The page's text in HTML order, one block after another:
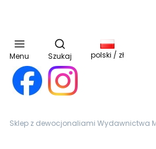
Menu
Otwórz wyszukiwarkę
Szukaj polski / zł
Sklep z dewocjonaliami Wydawnictwa